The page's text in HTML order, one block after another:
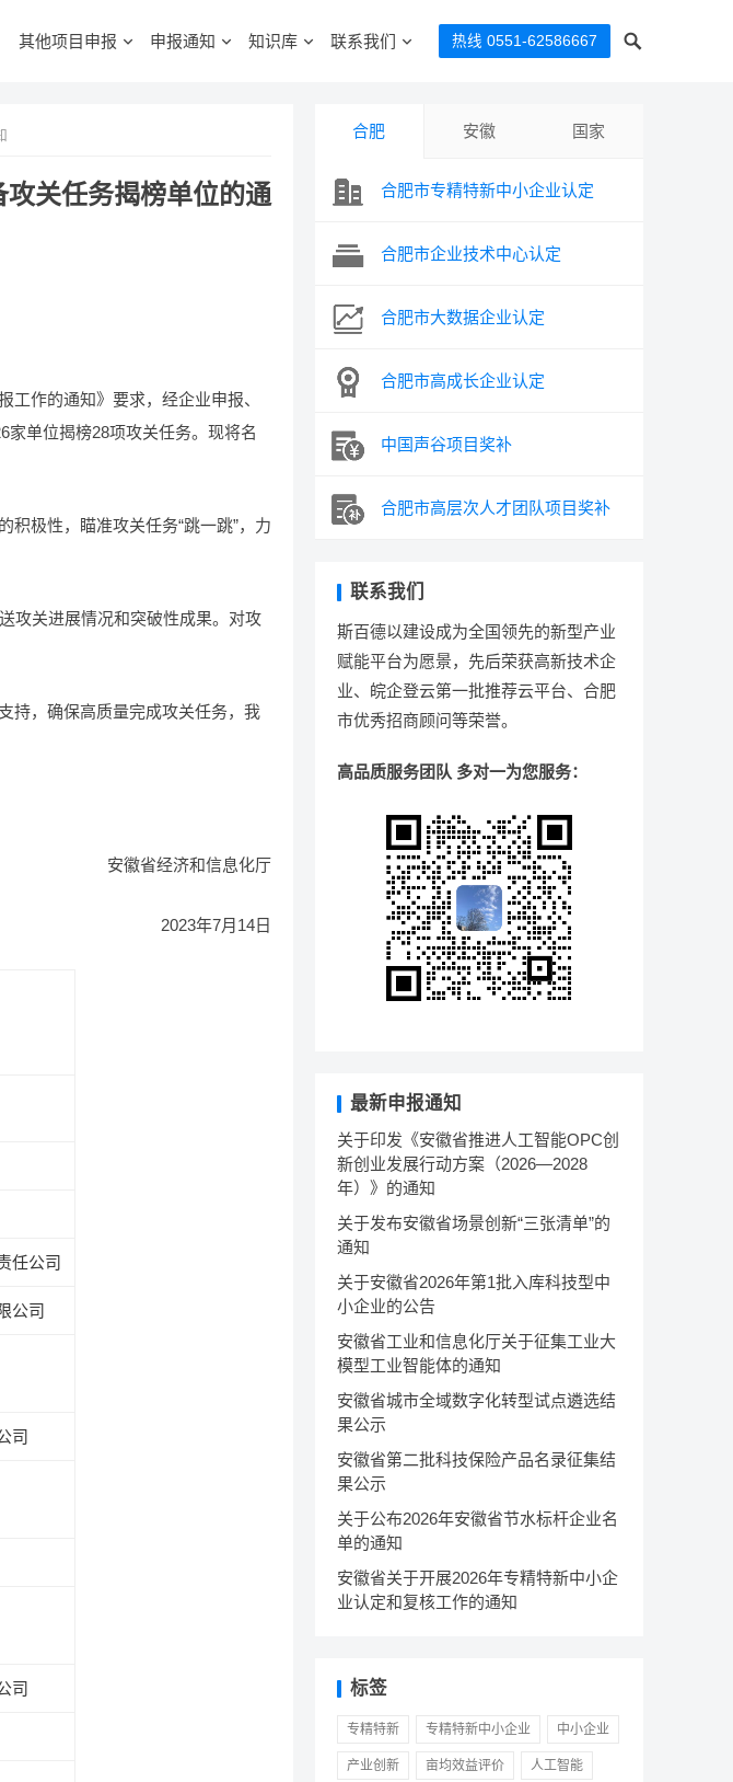
其他项目申报 申报通知 知识库 联系我们 热线 0551-62586667
关任务揭榜单位的通
作的通知》要求，经企业申报、
家单位揭榜28项攻关任务。现将名
极性，瞄准攻关任务“跳一跳”，力
攻关进展情况和突破性成果。对攻
持，确保高质量完成攻关任务，我
安徽省经济和信息化厅
2023年7月14日
任公司
公司
司
司
合肥 安徽 国家
合肥市专精特新中小企业认定
合肥市企业技术中心认定
合肥市大数据企业认定
合肥市高成长企业认定
中国声谷项目奖补
合肥市高层次人才团队项目奖补
联系我们
斯百德以建设成为全国领先的新型产业
赋能平台为愿景，先后荣获高新技术企
业、皖企登云第一批推荐云平台、合肥
市优秀招商顾问等荣誉。
高品质服务团队 多对一为您服务：
最新申报通知
关于印发《安徽省推进人工智能OPC创
新创业发展行动方案（2026—2028
年）》的通知
关于发布安徽省场景创新“三张清单”的
通知
关于安徽省2026年第1批入库科技型中
小企业的公告
安徽省工业和信息化厅关于征集工业大
模型工业智能体的通知
安徽省城市全域数字化转型试点遴选结
果公示
安徽省第二批科技保险产品名录征集结
果公示
关于公布2026年安徽省节水标杆企业名
单的通知
安徽省关于开展2026年专精特新中小企
业认定和复核工作的通知
标签
专精特新 专精特新中小企业 中小企业
产业创新 亩均效益评价 人工智能